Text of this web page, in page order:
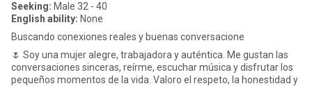
Seeking: Male 32 - 40
English ability: None
Buscando conexiones reales y buenas conversacione
🌷 Soy una mujer alegre, trabajadora y auténtica. Me gustan las
conversaciones sinceras, reírme, escuchar música y disfrutar los
pequeños momentos de la vida. Valoro el respeto, la honestidad y